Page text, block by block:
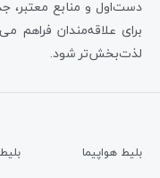
دست‌اول و منابع معتبر،
برای علاقه‌مندان فراهم
لذت‌بخش‌تر شود.
بلیط هواپیما